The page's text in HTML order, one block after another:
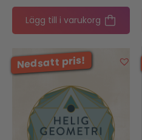
Lägg till i varukorg